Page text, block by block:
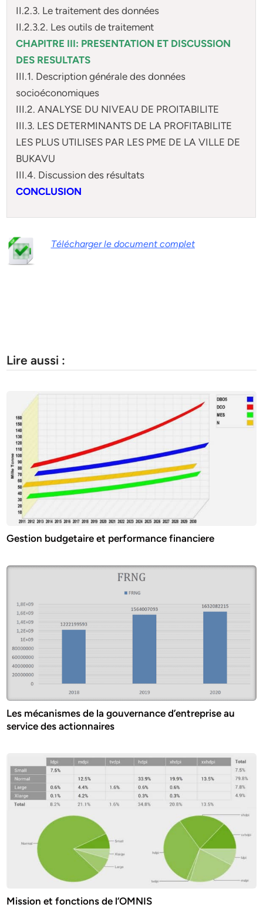
II.2.3. Le traitement des données
II.2.3.2. Les outils de traitement
CHAPITRE III: PRESENTATION ET DISCUSSION
DES RESULTATS
III.1. Description générale des données
socioéconomiques
III.2. ANALYSE DU NIVEAU DE PROITABILITE
III.3. LES DETERMINANTS DE LA PROFITABILITE
LES PLUS UTILISES PAR LES PME DE LA VILLE DE
BUKAVU
III.4. Discussion des résultats
CONCLUSION
Télécharger le document complet
Lire aussi :
Gestion budgetaire et performance financiere
Les mécanismes de la gouvernance d’entreprise au
service des actionnaires
Mission et fonctions de l’OMNIS